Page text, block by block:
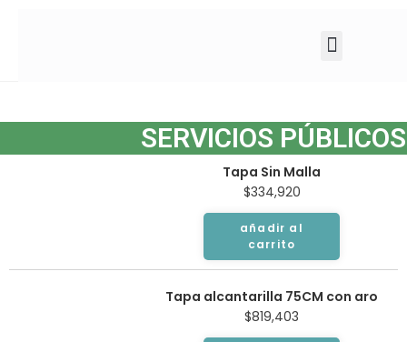
SERVICIOS PÚBLICOS
Tapa Sin Malla
$334,920
añadir al
carrito
Tapa alcantarilla 75CM con aro
$819,403